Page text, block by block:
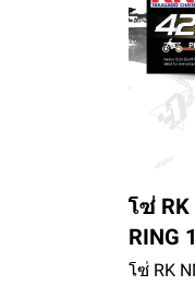
โซ่ RK
RING
โซ่ RK